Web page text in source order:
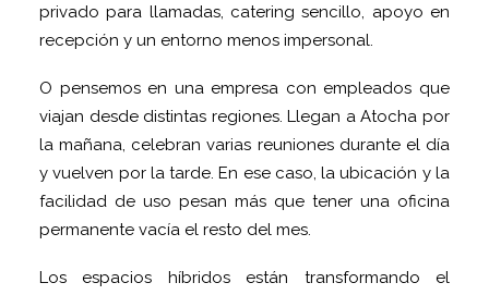
privado para llamadas, catering sencillo, apoyo en
recepción y un entorno menos impersonal.
O pensemos en una empresa con empleados que
viajan desde distintas regiones. Llegan a Atocha por
la mañana, celebran varias reuniones durante el día
y vuelven por la tarde. En ese caso, la ubicación y la
facilidad de uso pesan más que tener una oficina
permanente vacía el resto del mes.
Los espacios híbridos están transformando el